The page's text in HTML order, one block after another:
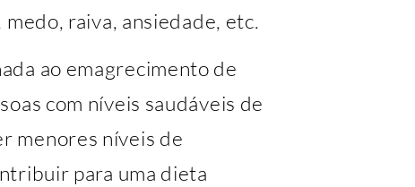
raiva, ansiedade, etc.
ao emagrecimento de
com níveis saudáveis de
menores níveis de
para uma dieta